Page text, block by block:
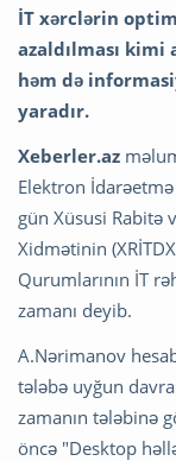
İT xərclərin
azaldılması kimi
həm də
yaradır.
Xeberler.az
Elektron
gün Xüsusi Rabitə
Xidmətinin
Qurumlarının İT
zamanı deyib.
A.Nərimanov
tələbə uyğun
zamanın tələbinə
öncə "Desktop